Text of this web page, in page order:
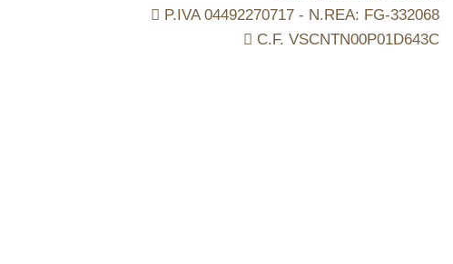
P.IVA 04492270717 - N.REA: FG-332068
C.F. VSCNTN00P01D643C